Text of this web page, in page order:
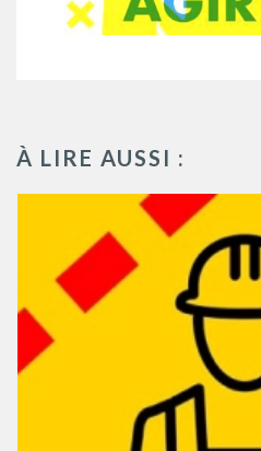
À LIRE AUSSI :